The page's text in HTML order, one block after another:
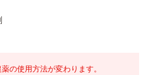
の使用方法が変わります。